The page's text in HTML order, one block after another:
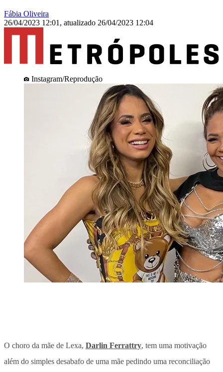
Fábia Oliveira
26/04/2023 12:01 , atualizado 26/04/2023 12:04
Instagram/Reprodução
O choro da mãe de Lexa, Darlin Ferrattry, tem uma motivação
além do simples desabafo de uma mãe pedindo uma reconciliação